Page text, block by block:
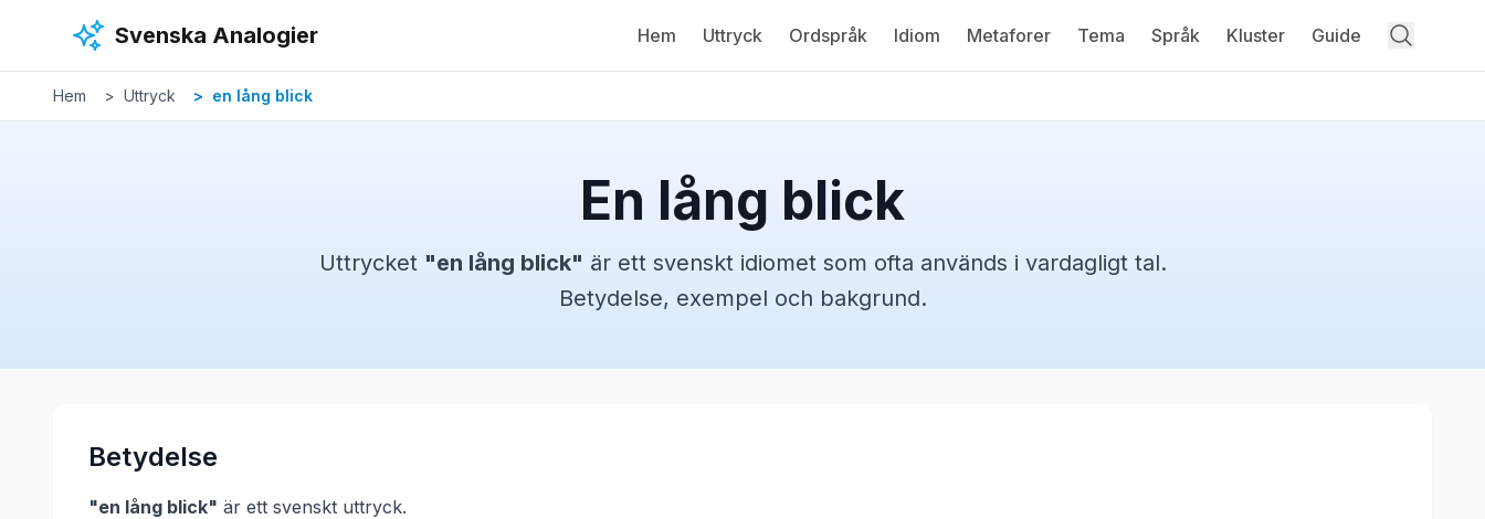
Svenska Analogier Hem Uttryck Ordspråk Idiom Metaforer Tema Språk Kluster Guide
Hem Uttryck en lång blick
En lång blick
Uttrycket "en lång blick" är ett svenskt idiomet som ofta används i vardagligt tal.
Betydelse, exempel och bakgrund.
Betydelse
"en lång blick" är ett svenskt uttryck.